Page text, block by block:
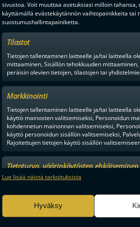
sivustoa. Voit muuttaa asetuksiasi milloin
käyttämällä evästekäytännön vaihtopainikkeita tai
suostumushallintapainiketta.
Tilastot
Tietojen tallentaminen laitteelle ja/tai laitteella
mittaaminen, Sisällön tehokkuuden
peräisin olevien tietojen, tilastojen tai
Markkinointi
Tietojen tallentaminen laitteelle ja/tai laitteella
käyttö mainosten valitsemiseksi, Personoidun
kohdennetun mainonnan valitsemiseksi,
käyttö personoidun sisällön valitsemiseksi,
Rajoitettujen tietojen käyttö sisällön
Tietoturva, väärinkäytösten
Mainonnan ja sisällön tekninen jakelu,
Lue lisää näistä tarkoituksista
Hyväksy